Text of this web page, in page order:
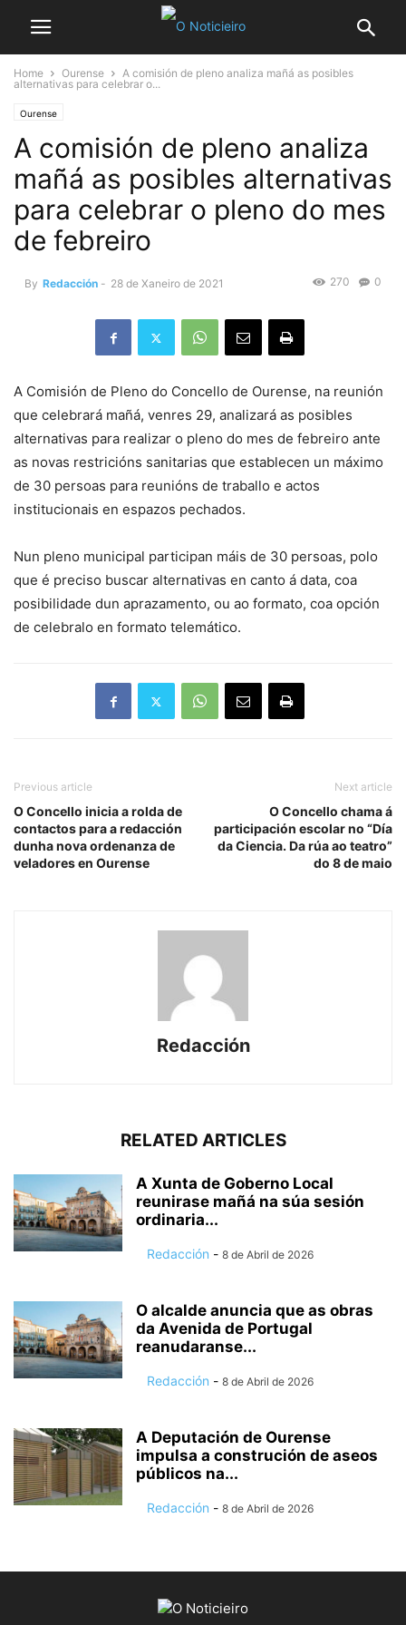
Home Ourense
A comisión de pleno analiza mañá as posibles
alternativas para celebrar o...
Ourense
A comisión de pleno analiza
mañá as posibles alternativas
para celebrar o pleno do mes
de febreiro
By Redacción - 28 de Xaneiro de 2021 0
270
A Comisión de Pleno do Concello de Ourense, na reunión
que celebrará mañá, venres 29, analizará as posibles
alternativas para realizar o pleno do mes de febreiro ante
as novas restricións sanitarias que establecen un máximo
de 30 persoas para reunións de traballo e actos
institucionais en espazos pechados.
Nun pleno municipal participan máis de 30 persoas, polo
que é preciso buscar alternativas en canto á data, coa
posibilidade dun aprazamento, ou ao formato, coa opción
de celebralo en formato telemático.
Previous article
O Concello inicia a rolda de
contactos para a redacción
dunha nova ordenanza de
veladores en Ourense
Next article
O Concello chama á
participación escolar no “Día
da Ciencia. Da rúa ao teatro”
do 8 de maio
Redacción
RELATED ARTICLES
A Xunta de Goberno Local
reunirase mañá na súa sesión
ordinaria...
Redacción - 8 de Abril de 2026
O alcalde anuncia que as obras
da Avenida de Portugal
reanudaranse...
Redacción - 8 de Abril de 2026
A Deputación de Ourense
impulsa a construción de aseos
públicos na...
Redacción - 8 de Abril de 2026